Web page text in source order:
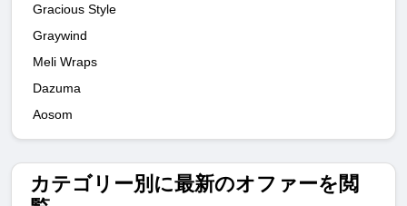
Gracious Style
Graywind
Meli Wraps
Dazuma
Aosom
カテゴリー別に最新のオファーを閲